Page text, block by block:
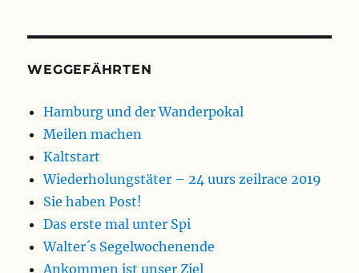
WEGGEFÄHRTEN
Hamburg und der Wanderpokal
Meilen machen
Kaltstart
Wiederholungstäter – 24 uurs zeilrace 2019
Sie haben Post!
Das erste mal unter Spi
Walter´s Segelwochenende
Ankommen ist unser Ziel